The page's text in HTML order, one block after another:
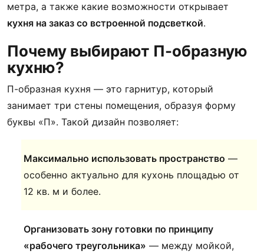
метра, а также какие возможности открывает
кухня на заказ со встроенной подсветкой.
Почему выбирают П-образную
кухню?
П-образная кухня — это гарнитур, который
занимает три стены помещения, образуя форму
буквы «П». Такой дизайн позволяет:
Максимально использовать пространство —
особенно актуально для кухонь площадью от
12 кв. м и более.
Организовать зону готовки по принципу
«рабочего треугольника» — между мойкой,